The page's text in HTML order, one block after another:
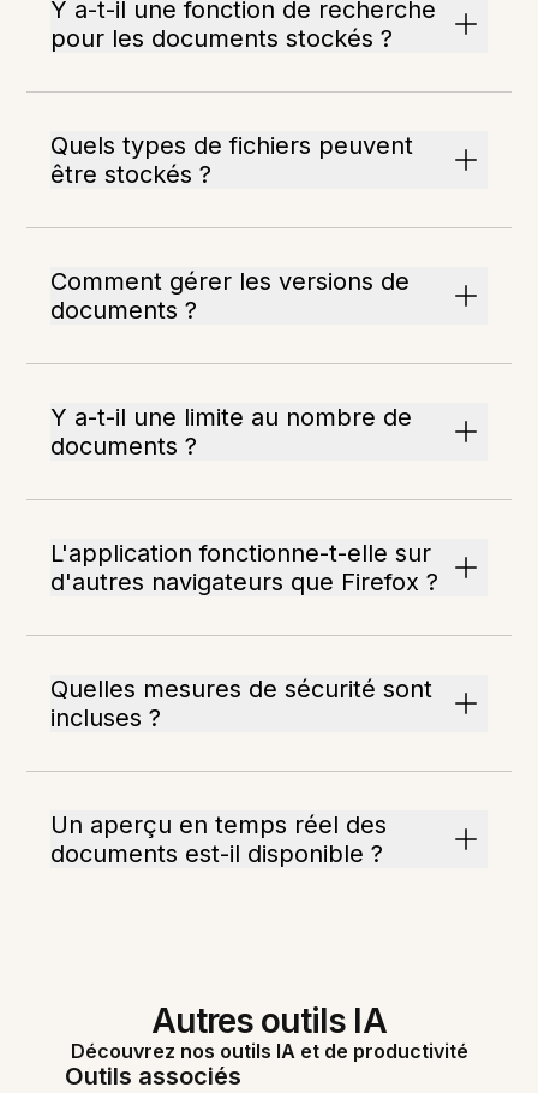
Y a-t-il une fonction de recherche
pour les documents stockés ?
Quels types de fichiers peuvent
être stockés ?
Comment gérer les versions de
documents ?
Y a-t-il une limite au nombre de
documents ?
L'application fonctionne-t-elle sur
d'autres navigateurs que Firefox ?
Quelles mesures de sécurité sont
incluses ?
Un aperçu en temps réel des
documents est-il disponible ?
Autres outils IA
Découvrez nos outils IA et de productivité
Outils associés